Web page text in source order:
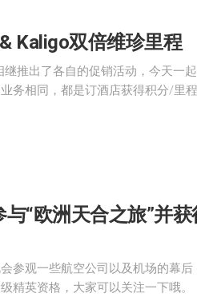
Kaligo双倍维珍里程
推出了各自的促销活动，今天一起
务相同，都是订酒店获得积分/里程
“欧洲天合之旅”并获
参观一些航空公司以及机场的幕后
精英资格，大家可以关注一下哦。